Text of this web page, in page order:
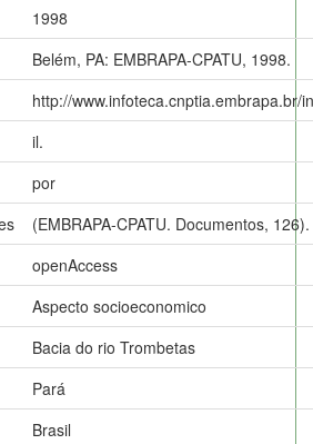
1998
Belém, PA: EMBRAPA-CPATU, 1998.
http://www.infoteca.cnptia.embrapa.br/
il.
por
(EMBRAPA-CPATU. Documentos, 126).
openAccess
Aspecto socioeconomico
Bacia do rio Trombetas
Pará
Brasil